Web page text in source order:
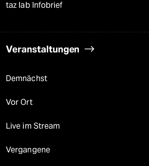
taz lab Infobrief
Veranstaltungen
Demnächst
Vor Ort
Live im Stream
Vergangene